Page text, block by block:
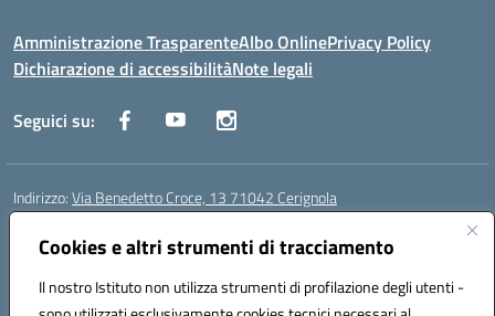
Cookies e altri strumenti di tracciamento
Il nostro Istituto non utilizza strumenti di profilazione degli utenti -
Amministrazione TrasparenteAlbo OnlinePrivacy Policy
Dichiarazione di accessibilitàNote legali
Seguici su:
Indirizzo:Via Benedetto Croce, 13 71042 Cerignola
Centralino:
Posta elettronica certificata (PEC):fgps08000e@pec.istruzione.it
Codice fiscale: 81003730710
Codice meccanografico:fgps08000e